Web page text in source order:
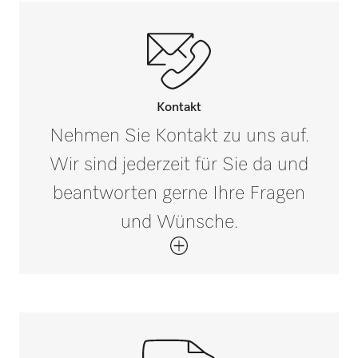
PWD 8532
PLW 8615 [Safety]
Kontakt
Nehmen Sie Kontakt zu uns auf.
Wir sind jederzeit für Sie da und
beantworten gerne Ihre Fragen
und Wünsche.